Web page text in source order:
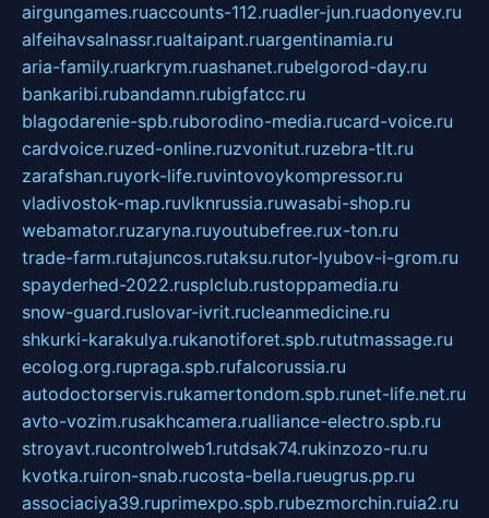
airgungames.ruaccounts-112.ruadler-jun.ruadonyev.ru
alfeihavsalnassr.rualtaipant.ruargentinamia.ru
aria-family.ruarkrym.ruashanet.rubelgorod-day.ru
bankaribi.rubandamn.rubigfatcc.ru
blagodarenie-spb.ruborodino-media.rucard-voice.ru
cardvoice.ruzed-online.ruzvonitut.ruzebra-tlt.ru
zarafshan.ruyork-life.ruvintovoykompressor.ru
vladivostok-map.ruvlknrussia.ruwasabi-shop.ru
webamator.ruzaryna.ruyoutubefree.rux-ton.ru
trade-farm.rutajuncos.rutaksu.rutor-lyubov-i-grom.ru
spayderhed-2022.rusplclub.rustoppamedia.ru
snow-guard.ruslovar-ivrit.rucleanmedicine.ru
shkurki-karakulya.rukanotiforet.spb.rututmassage.ru
ecolog.org.rupraga.spb.rufalcorussia.ru
autodoctorservis.rukamertondom.spb.runet-life.net.ru
avto-vozim.rusakhcamera.rualliance-electro.spb.ru
stroyavt.rucontrolweb1.rutdsak74.rukinzozo-ru.ru
kvotka.ruiron-snab.rucosta-bella.rueugrus.pp.ru
associaciya39.ruprimexpo.spb.rubezmorchin.ruia2.ru